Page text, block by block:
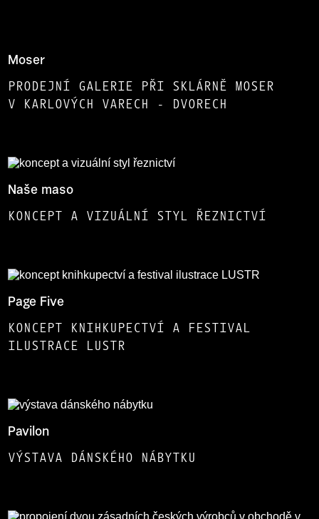
Moser
PRODEJNÍ GALERIE PŘI SKLÁRNĚ MOSER
V KARLOVÝCH VARECH - DVORECH
Naše maso
KONCEPT A VIZUÁLNÍ STYL ŘEZNICTVÍ
Page Five
KONCEPT KNIHKUPECTVÍ A FESTIVAL
ILUSTRACE LUSTR
Pavilon
VÝSTAVA DÁNSKÉHO NÁBYTKU